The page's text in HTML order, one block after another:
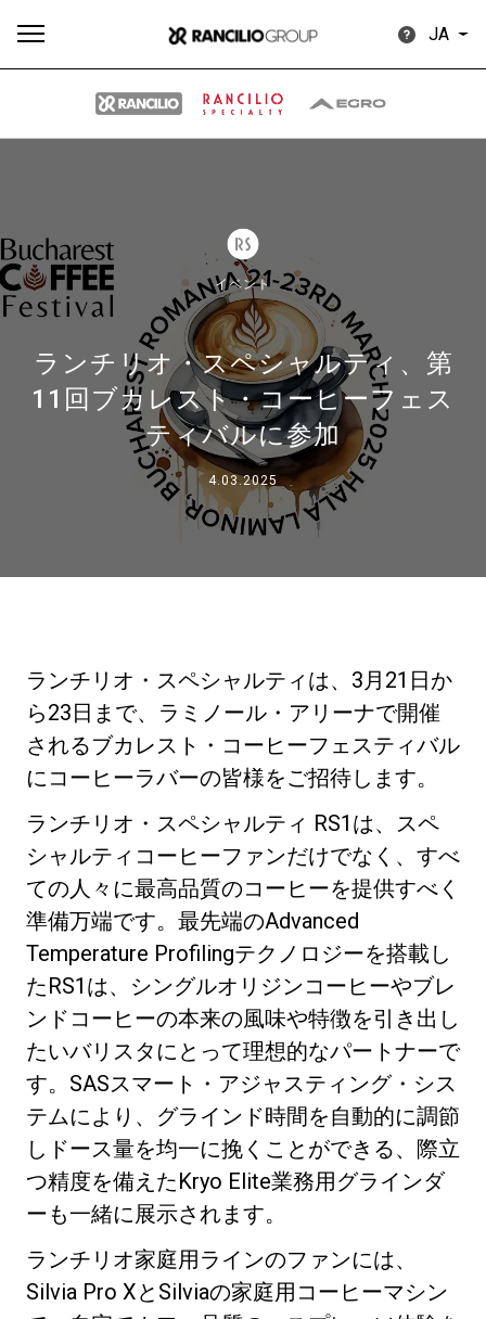
JA
イベント
ランチリオ・スペシャルティ、第
11回ブカレスト・コーヒーフェス
ティバルに参加
4.03.2025
ランチリオ・スペシャルティは、3月21日か
ら23日まで、ラミノール・アリーナで開催
されるブカレスト・コーヒーフェスティバル
にコーヒーラバーの皆様をご招待します。
ランチリオ・スペシャルティ RS1は、スペ
シャルティコーヒーファンだけでなく、すべ
ての人々に最高品質のコーヒーを提供すべく
準備万端です。最先端のAdvanced
Temperature Profilingテクノロジーを搭載し
たRS1は、シングルオリジンコーヒーやブレ
ンドコーヒーの本来の風味や特徴を引き出し
たいバリスタにとって理想的なパートナーで
す。SASスマート・アジャスティング・シス
テムにより、グラインド時間を自動的に調節
しドース量を均一に挽くことができる、際立
つ精度を備えたKryo Elite業務用グラインダ
ーも一緒に展示されます。
ランチリオ家庭用ラインのファンには、
Silvia Pro XとSilviaの家庭用コーヒーマシン
て
Our brands
研究室紹介
サスティナビリティ
接続
お問い合わせ
プライバシーポリシー